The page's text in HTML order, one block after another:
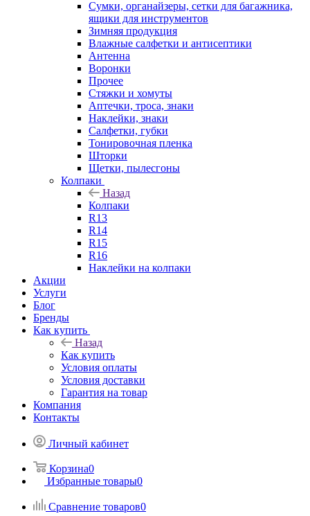
Сумки, органайзеры, сетки для багажника,
ящики для инструментов
Зимняя продукция
Влажные салфетки и антисептики
Антенна
Воронки
Прочее
Стяжки и хомуты
Аптечки, троса, знаки
Наклейки, знаки
Салфетки, губки
Тонировочная пленка
Шторки
Щетки, пылесгоны
Колпаки
Назад
Колпаки
R13
R14
R15
R16
Наклейки на колпаки
Акции
Услуги
Блог
Бренды
Как купить
Назад
Как купить
Условия оплаты
Условия доставки
Гарантия на товар
Компания
Контакты
Личный кабинет
Корзина0
Избранные товары0
Сравнение товаров0